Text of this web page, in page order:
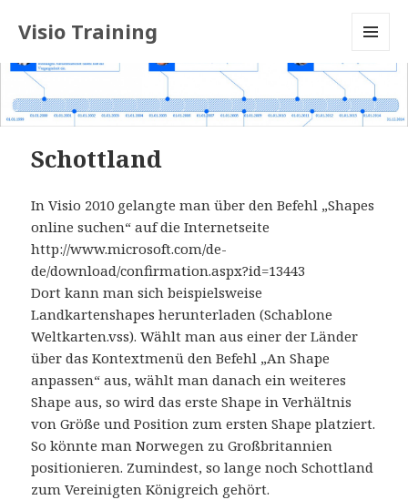
Visio Training
AND
WIDGETS
Schottland
In Visio 2010 gelangte man über den Befehl „Shapes
online suchen“ auf die Internetseite
http://www.microsoft.com/de-
de/download/confirmation.aspx?id=13443
Dort kann man sich beispielsweise
Landkartenshapes herunterladen (Schablone
Weltkarten.vss). Wählt man aus einer der Länder
über das Kontextmenü den Befehl „An Shape
anpassen“ aus, wählt man danach ein weiteres
Shape aus, so wird das erste Shape in Verhältnis
von Größe und Position zum ersten Shape platziert.
So könnte man Norwegen zu Großbritannien
positionieren. Zumindest, so lange noch Schottland
zum Vereinigten Königreich gehört.